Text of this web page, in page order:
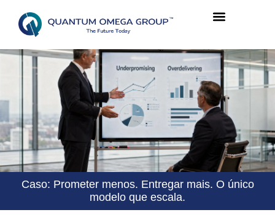
Caso: Prometer menos. Entregar mais. O único
modelo que escala.